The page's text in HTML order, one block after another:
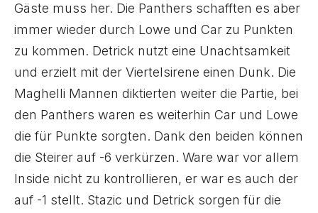
Gäste muss her. Die Panthers schafften es aber
immer wieder durch Lowe und Car zu Punkten
zu kommen. Detrick nutzt eine Unachtsamkeit
und erzielt mit der Viertelsirene einen Dunk. Die
Maghelli Mannen diktierten weiter die Partie, bei
den Panthers waren es weiterhin Car und Lowe
die für Punkte sorgten. Dank den beiden können
die Steirer auf -6 verkürzen. Ware war vor allem
Inside nicht zu kontrollieren, er war es auch der
auf -1 stellt. Stazic und Detrick sorgen für die